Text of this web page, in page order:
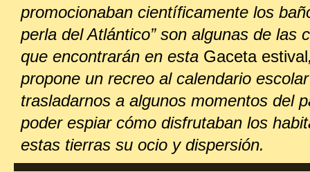
promocionaban científicamente los
perla del Atlántico” son algunas de las
que encontrarán en esta Gaceta estival
propone un recreo al calendario
trasladarnos a algunos momentos del
poder espiar cómo disfrutaban los
estas tierras su ocio y dispersión.